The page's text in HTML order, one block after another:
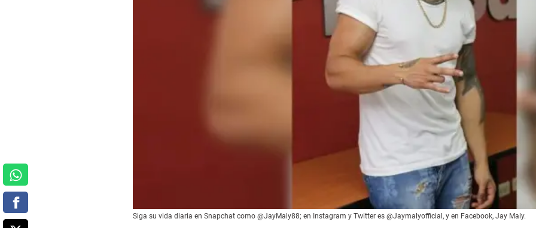
Siga su vida diaria en Snapchat como @JayMaly88; en Instagram y Twitter es @Jaymalyofficial, y en Facebook, Jay Maly.